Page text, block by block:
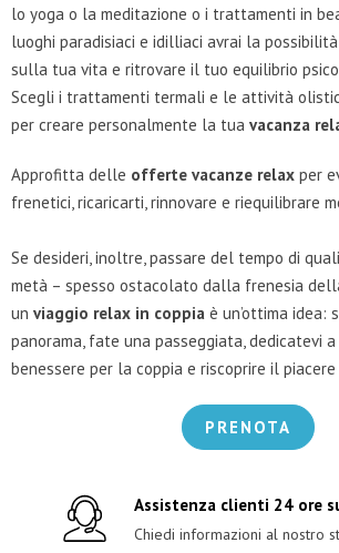
lo yoga o la meditazione o i trattamenti in
luoghi paradisiaci e idilliaci avrai la
sulla tua vita e ritrovare il tuo equilibrio
Scegli i trattamenti termali e le attività
per creare personalmente la tua vacanza
Approfitta delle offerte vacanze relax per
frenetici, ricaricarti, rinnovare e riequilibrare
Se desideri, inoltre, passare del tempo di
metà – spesso ostacolato dalla frenesia
un viaggio relax in coppia è un’ottima idea:
panorama, fate una passeggiata, dedicatevi a
benessere per la coppia e riscoprire il
PRENOTA
Assistenza clienti 24 ore
Chiedi informazioni al nostro